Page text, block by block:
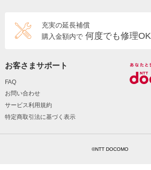
充実の延長補償
購入金額内で 何度でも修理OK
お客さまサポート
FAQ
お問い合わせ
サービス利用規約
特定商取引法に基づく表示
©NTT DOCOMO